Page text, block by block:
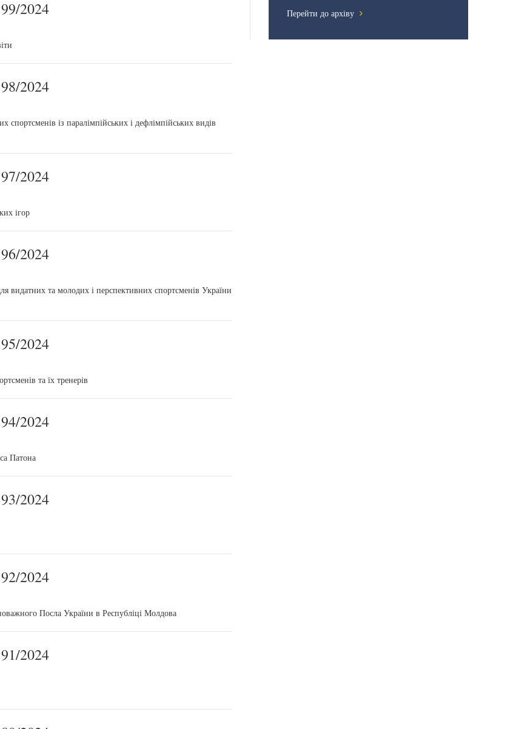
Перейти до архіву
2024
2024
із паралімпійських і дефлімпійських видів
2024
ігор
2024
видатних та молодих і перспективних спортсменів України
2024
та їх тренерів
2024
Патона
2024
2024
Посла України в Республіці Молдова
2024